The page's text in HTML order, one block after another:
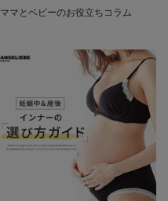
ママとベビーのお役立ちコラム